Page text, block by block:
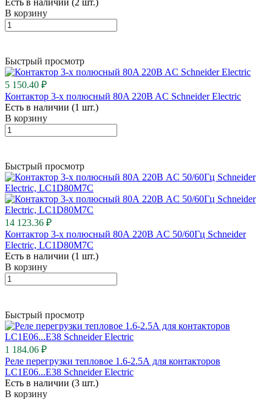
В корзину
Быстрый просмотр
5 150.40 ₽
Контактор 3-х полюсный 80A 220B AC Schneider Electric
Есть в наличии (1 шт.)
В корзину
Быстрый просмотр
14 123.36 ₽
Контактор 3-х полюсный 80А 220В AC 50/60Гц Schneider
Electric, LC1D80M7C
Есть в наличии (1 шт.)
В корзину
Быстрый просмотр
1 184.06 ₽
Реле перегрузки тепловое 1.6-2.5А для контакторов
LC1E06...E38 Schneider Electric
Есть в наличии (3 шт.)
В корзину